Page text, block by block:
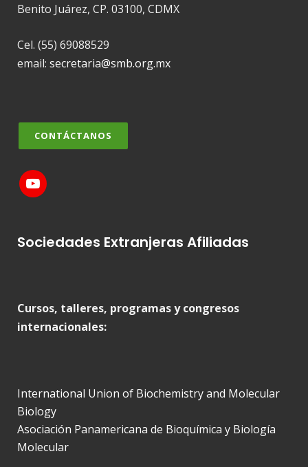
Benito Juárez, CP. 03100, CDMX
Cel. (55) 69088529
email: secretaria@smb.org.mx
CONTÁCTANOS
Sociedades Extranjeras Afiliadas
Cursos, talleres, programas y congresos
internacionales:
International Union of Biochemistry and Molecular
Biology
Asociación Panamericana de Bioquímica y Biología
Molecular